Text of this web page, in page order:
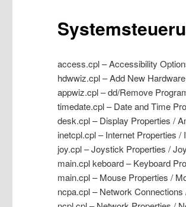
access.cpl – Accessibility
hdwwiz.cpl – Add New
appwiz.cpl – dd/Remove
timedate.cpl – Date and Time
desk.cpl – Display Properties /
inetcpl.cpl – Internet Properties /
joy.cpl – Joystick Properties /
main.cpl keboard – Keyboard
main.cpl – Mouse Properties /
ncpa.cpl – Network